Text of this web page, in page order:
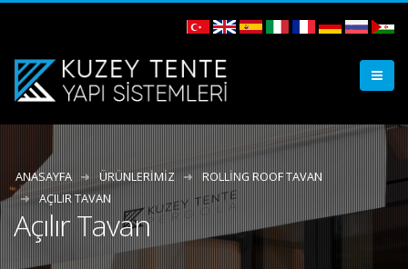
ANASAYFA ÜRÜNLERIMIZ
ROLLING ROOF TAVAN
AÇILIR TAVAN
Açılır Tavan